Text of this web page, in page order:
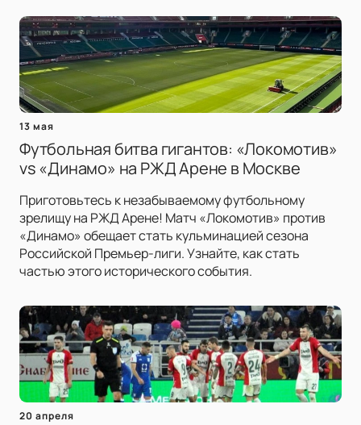
13 мая
Футбольная битва гигантов: «Локомотив»
vs «Динамо» на РЖД Арене в Москве
Приготовьтесь к незабываемому футбольному
зрелищу на РЖД Арене! Матч «Локомотив» против
«Динамо» обещает стать кульминацией сезона
Российской Премьер-лиги. Узнайте, как стать
частью этого исторического события.
20 апреля